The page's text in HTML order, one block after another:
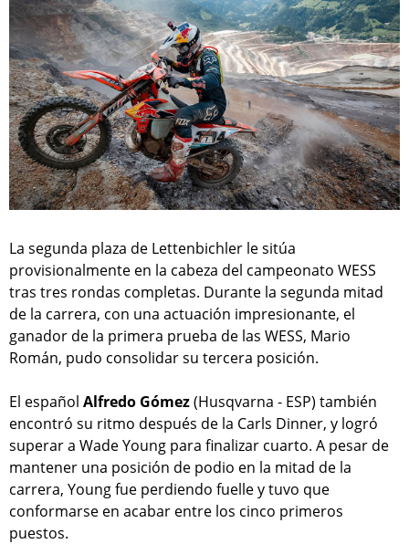
La segunda plaza de Lettenbichler le sitúa
provisionalmente en la cabeza del campeonato WESS
tras tres rondas completas. Durante la segunda mitad
de la carrera, con una actuación impresionante, el
ganador de la primera prueba de las WESS, Mario
Román, pudo consolidar su tercera posición.
El español Alfredo Gómez(Husqvarna - ESP) también
encontró su ritmo después de la Carls Dinner, y logró
superar a Wade Young para finalizar cuarto. A pesar de
mantener una posición de podio en la mitad de la
carrera, Young fue perdiendo fuelle y tuvo que
conformarse en acabar entre los cinco primeros
puestos.